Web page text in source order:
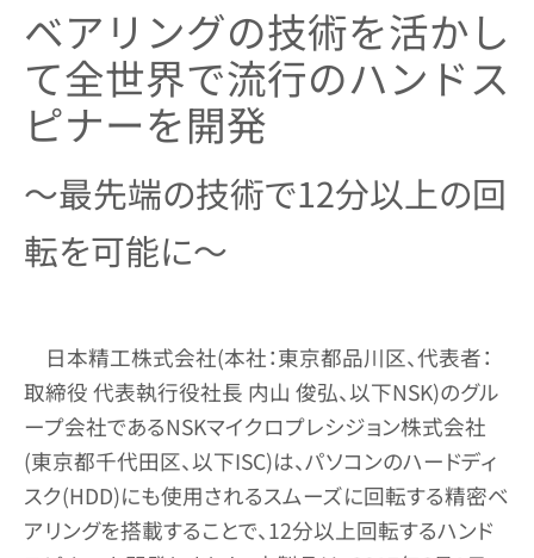
ベアリングの技術を活かし
て全世界で流行のハンドス
ピナーを開発
～最先端の技術で12分以上の回
転を可能に～
日本精工株式会社(本社：東京都品川区、代表者：
取締役 代表執行役社長 内山 俊弘、以下NSK)のグル
ープ会社であるNSKマイクロプレシジョン株式会社
(東京都千代田区、以下ISC)は、パソコンのハードディ
スク(HDD)にも使用されるスムーズに回転する精密ベ
アリングを搭載することで、12分以上回転するハンド